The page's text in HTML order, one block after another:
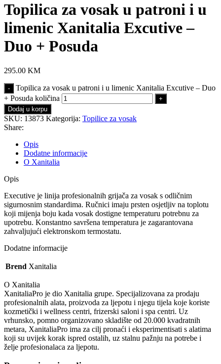
Topilica za vosak u patroni i u
limenic Xanitalia Excutive –
Duo + Posuda
295.00 KM
Topilica za vosak u patroni i u limenic Xanitalia Excutive – Duo
+ Posuda količina
Dodaj u korpu
SKU: 13873 Kategorija: Topilice za vosak
Share:
Opis
Dodatne informacije
O Xanitalia
Opis
Executive je linija profesionalnih grijača za vosak s odličnim
sigurnosnim standardima. Ručnici imaju prsten osjetljiv na toplotu
koji mijenja boju kada vosak dostigne temperaturu potrebnu za
upotrebu. Konstantno savršena temperatura je zagarantovana
zahvaljujući elektronskom termostatu.
Dodatne informacije
Brend Xanitalia
O Xanitalia
XanitaliaPro je dio Xanitalia grupe. Specijalizovana za prodaju
profesionalnih alata, proizvoda za ljepotu i njegu tijela koje koriste
kozmetički i wellness centri, frizerski saloni i spa centri. Uz
vrhunsko, pomno organizovano skladište od 20.000 kvadratnih
metara, XanitaliaPro ima za cilj pronaći i eksperimentisati s alatima
koji su uvijek korak ispred ostalih, uz stalnu pažnju na potrebe i
želje profesionalaca za ljepotu.